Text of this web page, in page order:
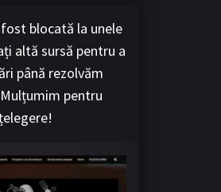
fost blocată la unele
altă sursă pentru a
până rezolvăm
pentru